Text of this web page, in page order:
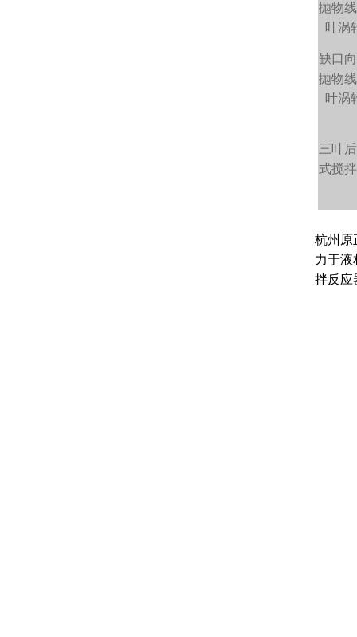
抛物
叶涡
缺口
抛物
叶涡
三叶
式搅
杭州原
力于液
拌反应